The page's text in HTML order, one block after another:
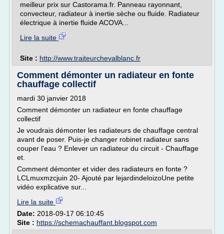
meilleur prix sur Castorama.fr. Panneau rayonnant,
convecteur, radiateur à inertie sèche ou fluide. Radiateur
électrique à inertie fluide ACOVA...
Lire la suite
Site : http://www.traiteurchevalblanc.fr
Comment démonter un radiateur en fonte
chauffage collectif
mardi 30 janvier 2018
Comment démonter un radiateur en fonte chauffage
collectif
Je voudrais démonter les radiateurs de chauffage central
avant de poser. Puis-je changer robinet radiateur sans
couper l'eau ? Enlever un radiateur du circuit - Chauffage
et.
Comment démonter et vider des radiateurs en fonte ?
LCLmuxmzcjuin 20- Ajouté par lejardindeloizoUne petite
vidéo explicative sur...
Lire la suite
Date: 2018-09-17 06:10:45
Site : https://schemachauffant.blogspot.com